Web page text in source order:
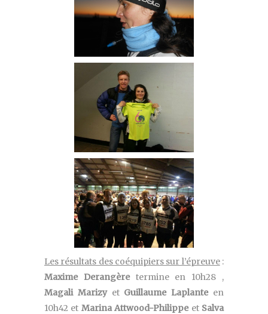
Les résultats des coéquipiers sur l’épreuve:
Maxime Derangèretermine en 10h28 ,
Magali Marizyet Guillaume Laplanteen
10h42 et Marina Attwood-Philippeet Salva